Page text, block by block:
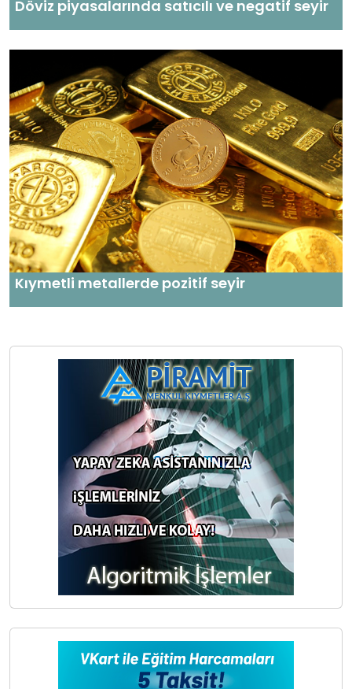
Döviz piyasalarında satıcılı ve negatif seyir
Kıymetli metallerde pozitif seyir